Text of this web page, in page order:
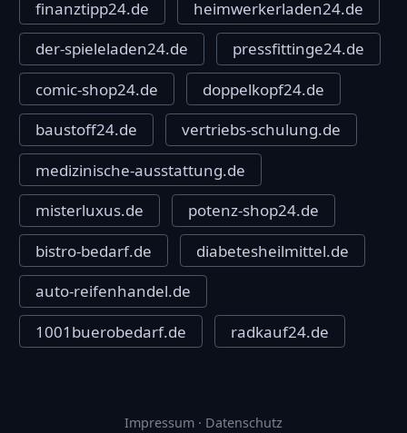
finanztipp24.de
heimwerkerladen24.de
der-spieleladen24.de
pressfittinge24.de
comic-shop24.de
doppelkopf24.de
baustoff24.de
vertriebs-schulung.de
medizinische-ausstattung.de
misterluxus.de
potenz-shop24.de
bistro-bedarf.de
diabetesheilmittel.de
auto-reifenhandel.de
1001buerobedarf.de
radkauf24.de
Impressum · Datenschutz